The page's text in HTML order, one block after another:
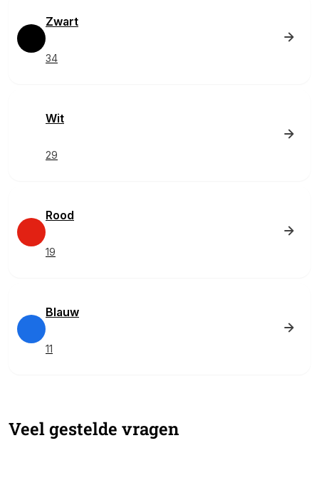
Zwart
34
Wit
29
Rood
19
Blauw
11
Veel gestelde vragen